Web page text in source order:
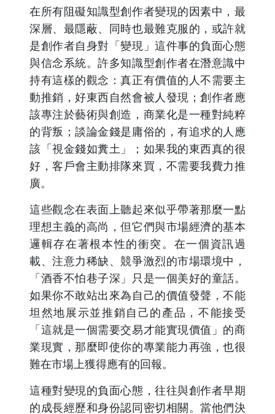
在所有阻礙知識型創作者變現的因素中，最
深層、最隱蔽、同時也最難克服的，或許就
是創作者自身對「變現」這件事的負面心態
與信念系統。許多知識型創作者在潛意識中
持有這樣的觀念：真正有價值的人不需要主
動推銷，好東西自然會被人發現；創作者應
該專注於藝術與創造，商業化是一種對純粹
的背叛；談論金錢是庸俗的，有追求的人應
該「視金錢如糞土」；如果我的東西真的很
好，客戶會主動排隊來買，不需要我費力推
廣。
這些觀念在表面上聽起來似乎帶著那麼一點
理想主義的高尚，但它們與市場經濟的基本
邏輯存在著根本性的衝突。在一個資訊過
載、注意力稀缺、競爭激烈的市場環境中，
「酒香不怕巷子深」只是一個美好的童話。
如果你不敢站出來為自己的價值發聲，不能
坦然地展示並推銷自己的產品，不能接受
「這就是一個需要交易才能實現價值」的商
業現實，那麼即使你的專業能力再強，也很
難在市場上獲得應有的回報。
這種對變現的負面心態，往往與創作者早期
的成長經歷和身份認同密切相關。當他們決